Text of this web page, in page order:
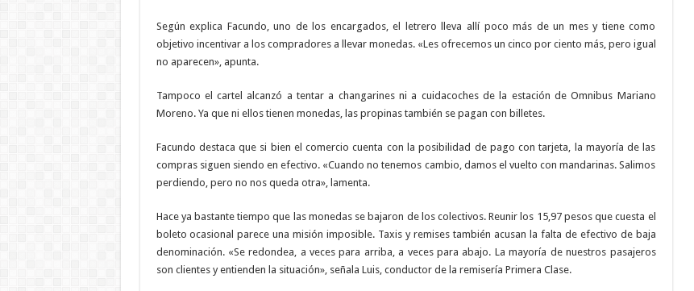
Según explica Facundo, uno de los encargados, el letrero lleva allí poco más de un mes y tiene como
objetivo incentivar a los compradores a llevar monedas. «Les ofrecemos un cinco por ciento más, pero igual
no aparecen», apunta.
Tampoco el cartel alcanzó a tentar a changarines ni a cuidacoches de la estación de Omnibus Mariano
Moreno. Ya que ni ellos tienen monedas, las propinas también se pagan con billetes.
Facundo destaca que si bien el comercio cuenta con la posibilidad de pago con tarjeta, la mayoría de las
compras siguen siendo en efectivo. «Cuando no tenemos cambio, damos el vuelto con mandarinas. Salimos
perdiendo, pero no nos queda otra», lamenta.
Hace ya bastante tiempo que las monedas se bajaron de los colectivos. Reunir los 15,97 pesos que cuesta el
boleto ocasional parece una misión imposible. Taxis y remises también acusan la falta de efectivo de baja
denominación. «Se redondea, a veces para arriba, a veces para abajo. La mayoría de nuestros pasajeros
son clientes y entienden la situación», señala Luis, conductor de la remisería Primera Clase.